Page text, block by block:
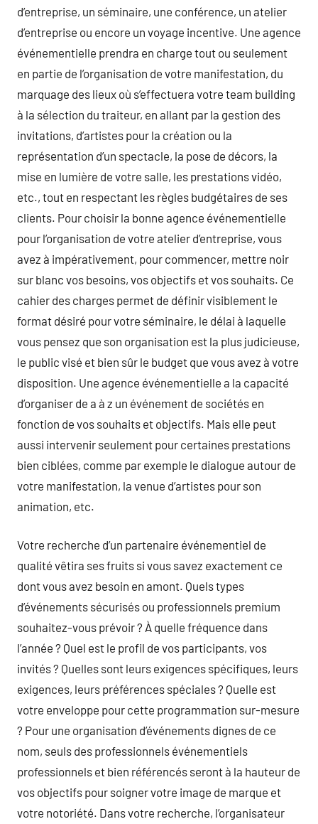
d’entreprise, un séminaire, une conférence, un atelier
d’entreprise ou encore un voyage incentive. Une agence
événementielle prendra en charge tout ou seulement
en partie de l’organisation de votre manifestation, du
marquage des lieux où s’effectuera votre team building
à la sélection du traiteur, en allant par la gestion des
invitations, d’artistes pour la création ou la
représentation d’un spectacle, la pose de décors, la
mise en lumière de votre salle, les prestations vidéo,
etc., tout en respectant les règles budgétaires de ses
clients. Pour choisir la bonne agence événementielle
pour l’organisation de votre atelier d’entreprise, vous
avez à impérativement, pour commencer, mettre noir
sur blanc vos besoins, vos objectifs et vos souhaits. Ce
cahier des charges permet de définir visiblement le
format désiré pour votre séminaire, le délai à laquelle
vous pensez que son organisation est la plus judicieuse,
le public visé et bien sûr le budget que vous avez à votre
disposition. Une agence événementielle a la capacité
d’organiser de a à z un événement de sociétés en
fonction de vos souhaits et objectifs. Mais elle peut
aussi intervenir seulement pour certaines prestations
bien ciblées, comme par exemple le dialogue autour de
votre manifestation, la venue d’artistes pour son
animation, etc.
Votre recherche d’un partenaire événementiel de
qualité vêtira ses fruits si vous savez exactement ce
dont vous avez besoin en amont. Quels types
d’événements sécurisés ou professionnels premium
souhaitez-vous prévoir ? À quelle fréquence dans
l’année ? Quel est le profil de vos participants, vos
invités ? Quelles sont leurs exigences spécifiques, leurs
exigences, leurs préférences spéciales ? Quelle est
votre enveloppe pour cette programmation sur-mesure
? Pour une organisation d’événements dignes de ce
nom, seuls des professionnels événementiels
professionnels et bien référencés seront à la hauteur de
vos objectifs pour soigner votre image de marque et
votre notoriété. Dans votre recherche, l’organisateur